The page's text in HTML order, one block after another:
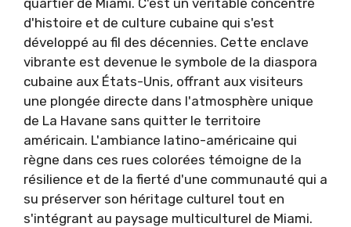
d'histoire et de culture cubaine qui s'est
développé au fil des décennies. Cette enclave
vibrante est devenue le symbole de la diaspora
cubaine aux États-Unis, offrant aux visiteurs
une plongée directe dans l'atmosphère unique
de La Havane sans quitter le territoire
américain. L'ambiance latino-américaine qui
règne dans ces rues colorées témoigne de la
résilience et de la fierté d'une communauté qui a
su préserver son héritage culturel tout en
s'intégrant au paysage multiculturel de Miami.